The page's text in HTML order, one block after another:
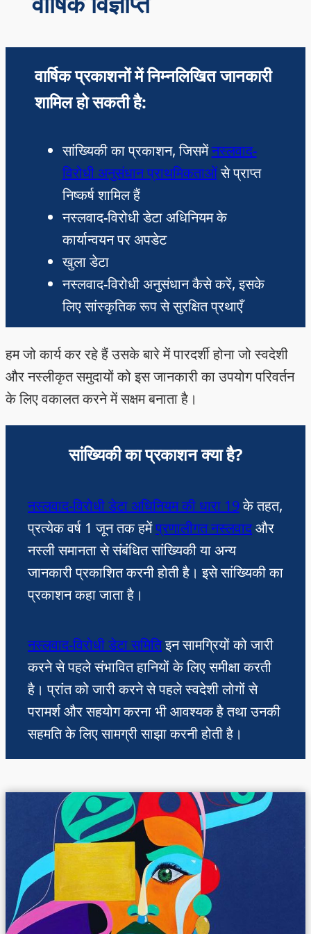
वार्षिक प्रकाशनों में निम्नलिखित जानकारी
शामिल हो सकती है:
सांख्यिकी का प्रकाशन, जिसमेंनस्लवाद-
विरोधी अनुसंधान प्राथमिकताओंसे प्राप्त
निष्कर्ष शामिल हैं
नस्लवाद-विरोधी डेटा अधिनियम के
कार्यान्वयन पर अपडेट
खुला डेटा
नस्लवाद-विरोधी अनुसंधान कैसे करें, इसके
लिए सांस्कृतिक रूप से सुरक्षित प्रथाएँ
हम जो कार्य कर रहे हैं उसके बारे में पारदर्शी होना जो स्वदेशी
और नस्लीकृत समुदायों को इस जानकारी का उपयोग परिवर्तन
के लिए वकालत करने में सक्षम बनाता है।
सांख्यिकी का प्रकाशन क्या है?
नस्लवाद-विरोधी डेटा अधिनियम की धारा 19के तहत,
प्रत्येक वर्ष 1 जून तक हमेंप्रणालीगत नस्लवादऔर
नस्ली समानता से संबंधित सांख्यिकी या अन्य
जानकारी प्रकाशित करनी होती है। इसे सांख्यिकी का
प्रकाशन कहा जाता है।
नस्लवाद-विरोधी डेटा समितिइन सामग्रियों को जारी
करने से पहले संभावित हानियों के लिए समीक्षा करती
है। प्रांत को जारी करने से पहले स्वदेशी लोगों से
परामर्श और सहयोग करना भी आवश्यक है तथा उनकी
सहमति के लिए सामग्री साझा करनी होती है।